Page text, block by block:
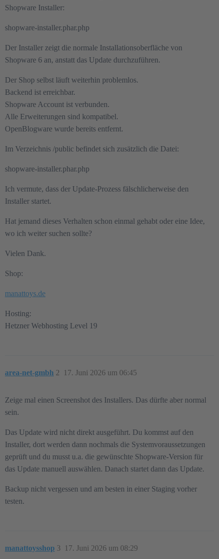
Shopware Installer:
shopware-installer.phar.php
Der Installer zeigt die normale Installationsoberfläche von
Shopware 6 an, anstatt das Update durchzuführen.
Der Shop selbst läuft weiterhin problemlos.
Backend ist erreichbar.
Shopware Account ist verbunden.
Alle Erweiterungen sind kompatibel.
OpenBlogware wurde bereits entfernt.
Im Verzeichnis /public befindet sich zusätzlich die Datei:
shopware-installer.phar.php
Ich vermute, dass der Update-Prozess fälschlicherweise den
Installer startet.
Hat jemand dieses Verhalten schon einmal gehabt oder eine Idee,
wo ich weiter suchen sollte?
Vielen Dank.
Shop:
manattoys.de
Hosting:
Hetzner Webhosting Level 19
area-net-gmbh 17. Juni 2026 um 06:45
2
Zeige mal einen Screenshot des Installers. Das dürfte aber normal
sein.
Das Update wird nicht direkt ausgeführt. Du kommst auf den
Installer, dort werden dann nochmals die Systemvoraussetzungen
geprüft und du musst u.a. die gewünschte Shopware-Version für
das Update manuell auswählen. Danach startet dann das Update.
Backup nicht vergessen und am besten in einer Staging vorher
testen.
manattoysshop 17. Juni 2026 um 08:29
3